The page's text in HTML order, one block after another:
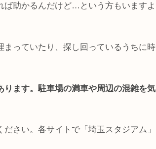
ば助かるんだけど…という方もいますよ
っていたり、探し回っているうちに時
ります。駐車場の満車や周辺の混雑を気
さい。各サイトで「埼玉スタジアム」